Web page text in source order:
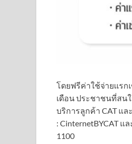
โดยฟรีค่าใช้จ่ายแรก
เดือน ประชาชนที่สน
บริการลูกค้า CAT แล
: CinternetBYCAT แ
1100